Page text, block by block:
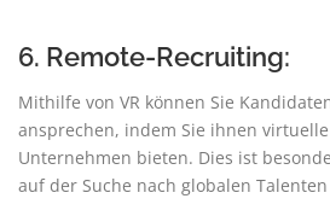
6. Remote-Recruiting:
Mithilfe von VR können Sie
ansprechen, indem Sie ihnen
Unternehmen bieten. Dies ist
auf der Suche nach globalen